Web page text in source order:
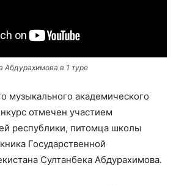
Абдурахимова в 1 туре
музыкального академического
отмечен участием
республики, питомца школы
Государственной
Султанбека Абдурахимова.